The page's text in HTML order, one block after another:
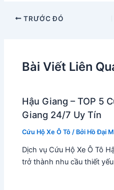
TRƯỚC ĐÓ
Bài Viết Liên
Hậu Giang – TOP 5
Giang 24/7 Uy Tín
Cứu Hộ Xe Ô Tô / Bởi Hồ Đại
Dịch vụ Cứu Hộ Xe Ô Tô
trở thành nhu cầu thiết